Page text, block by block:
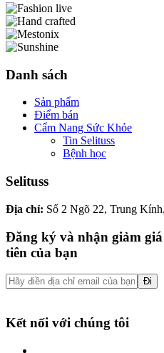
Danh sách
Sản phẩm
Điểm bán
Cẩm Nang Sức Khỏe
Tin Selituss
Bệnh học
Selituss
Địa chỉ: Số 2 Ngõ 22, Trung
Đăng ký và nhận giảm
tiên của bạn
Đi
Kết nối với chúng tôi